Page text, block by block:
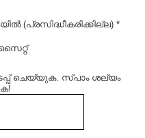
(പ്രസിദ്ധീകരിക്കില്ല) *
ചെയ്യുക. സ്പാം ശല്യം